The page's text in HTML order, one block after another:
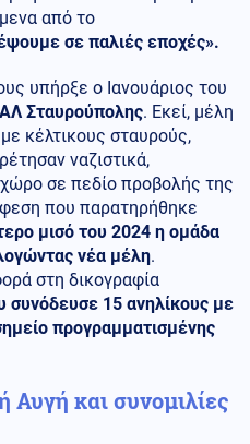
από το
σε παλιές εποχές».
υπήρξε ο Ιανουάριος του
Σταυρούπολης. Εκεί, μέλη
κέλτικους σταυρούς,
ναζιστικά,
σε πεδίο προβολής της
που παρατηρήθηκε
μισό του 2024 η ομάδα
νέα μέλη.
στη δικογραφία
συνόδευσε 15 ανηλίκους με
προγραμματισμένης
Αυγή και συνομιλίες